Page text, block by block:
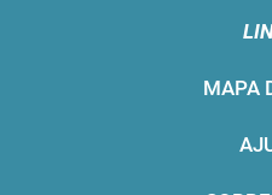
MAPA